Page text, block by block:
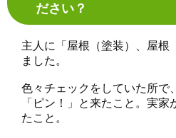
ださい？
主人に「屋根（塗装）、屋根
ました。
色々チェックをしていた所で
「ピン！」と来たこと。実
たこと。